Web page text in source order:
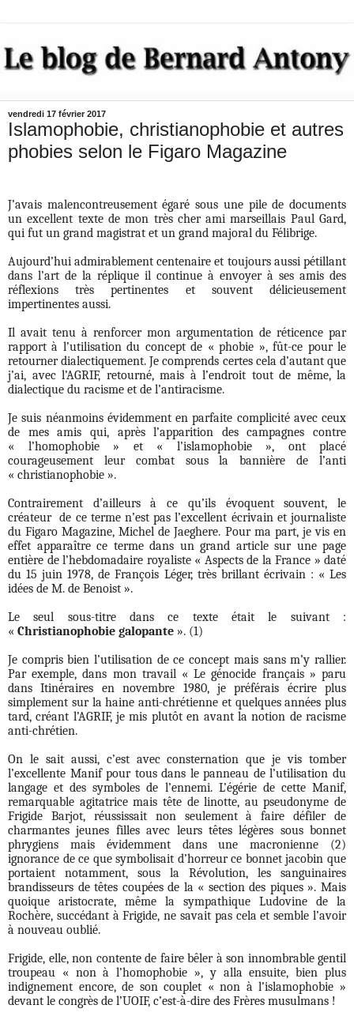
vendredi 17 février 2017
Islamophobie, christianophobie et autres
phobies selon le Figaro Magazine
J’avais malencontreusement égaré sous une pile de documents
un excellent texte de mon très cher ami marseillais Paul Gard,
qui fut un grand magistrat et un grand majoral du Félibrige.
Aujourd’hui admirablement centenaire et toujours aussi pétillant
dans l’art de la réplique il continue à envoyer à ses amis des
réflexions très pertinentes et souvent délicieusement
impertinentes aussi.
Il avait tenu à renforcer mon argumentation de réticence par
rapport à l’utilisation du concept de « phobie », fût-ce pour le
retourner dialectiquement. Je comprends certes cela d’autant que
j’ai, avec l’AGRIF, retourné, mais à l’endroit tout de même, la
dialectique du racisme et de l’antiracisme.
Je suis néanmoins évidemment en parfaite complicité avec ceux
de mes amis qui, après l’apparition des campagnes contre
« l’homophobie » et « l’islamophobie », ont placé
courageusement leur combat sous la bannière de l’anti
« christianophobie ».
Contrairement d’ailleurs à ce qu’ils évoquent souvent, le
créateur de ce terme n’est pas l’excellent écrivain et journaliste
du Figaro Magazine, Michel de Jaeghere. Pour ma part, je vis en
effet apparaître ce terme dans un grand article sur une page
entière de l’hebdomadaire royaliste « Aspects de la France » daté
du 15 juin 1978, de François Léger, très brillant écrivain : « Les
idées de M. de Benoist ».
Le seul sous-titre dans ce texte était le suivant :
« Christianophobie galopante ». (1)
Je compris bien l’utilisation de ce concept mais sans m’y rallier.
Par exemple, dans mon travail « Le génocide français » paru
dans Itinéraires en novembre 1980, je préférais écrire plus
simplement sur la haine anti-chrétienne et quelques années plus
tard, créant l’AGRIF, je mis plutôt en avant la notion de racisme
anti-chrétien.
On le sait aussi, c’est avec consternation que je vis tomber
l’excellente Manif pour tous dans le panneau de l’utilisation du
langage et des symboles de l’ennemi. L’égérie de cette Manif,
remarquable agitatrice mais tête de linotte, au pseudonyme de
Frigide Barjot, réussissait non seulement à faire défiler de
charmantes jeunes filles avec leurs têtes légères sous bonnet
phrygiens mais évidemment dans une macronienne (2)
ignorance de ce que symbolisait d’horreur ce bonnet jacobin que
portaient notamment, sous la Révolution, les sanguinaires
brandisseurs de têtes coupées de la « section des piques ». Mais
quoique aristocrate, même la sympathique Ludovine de la
Rochère, succédant à Frigide, ne savait pas cela et semble l’avoir
à nouveau oublié.
Frigide, elle, non contente de faire bêler à son innombrable gentil
troupeau « non à l’homophobie », y alla ensuite, bien plus
indignement encore, de son couplet « non à l’islamophobie »
devant le congrès de l’UOIF, c’est-à-dire des Frères musulmans !